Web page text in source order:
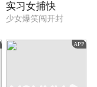
实习女捕快
少女爆笑闯开封
APP